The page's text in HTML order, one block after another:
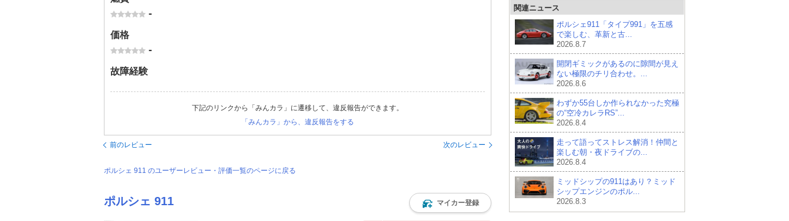
-
価格
-
故障経験
下記のリンクから「みんカラ」に遷移して、違反報告ができます。
「みんカラ」から、違反報告をする
前のレビュー 次のレビュー
ポルシェ 911 のユーザーレビュー・評価一覧のページに戻る
ポルシェ 911 マイカー登録
関連ニュース
ポルシェ911「タイプ991」を五感
で楽しむ、革新と古...
2026.8.7
開閉ギミックがあるのに隙間が見え
ない極限のチリ合わせ。...
2026.8.6
わずか55台しか作られなかった究極
の“空冷カレラRS”...
2026.8.4
走って語ってストレス解消！仲間と
楽しむ朝・夜ドライブの...
2026.8.4
ミッドシップの911はあり？ミッド
シップエンジンのポル...
2026.8.3